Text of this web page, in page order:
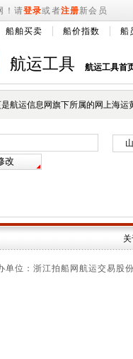
！请登录或者注册新会员
船舶买卖 船价指数 船
航运工具 航运工具首
航运信息网旗下所属的网上海
单位：浙江拍船网航运交易